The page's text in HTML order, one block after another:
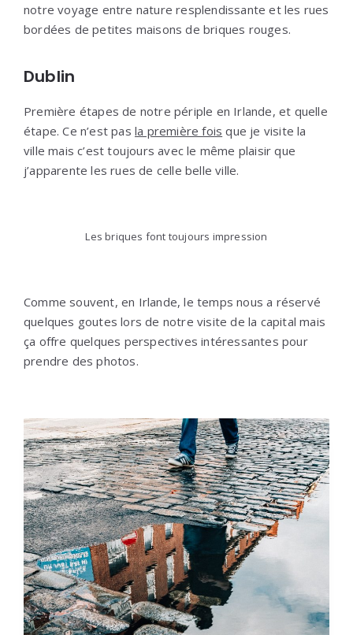
notre voyage entre nature resplendissante et les rues
bordées de petites maisons de briques rouges.
Dublin
Première étapes de notre périple en Irlande, et quelle
étape. Ce n’est pas la première fois que je visite la
ville mais c’est toujours avec le même plaisir que
j’apparente les rues de celle belle ville.
Les briques font toujours impression
Comme souvent, en Irlande, le temps nous a réservé
quelques goutes lors de notre visite de la capital mais
ça offre quelques perspectives intéressantes pour
prendre des photos.